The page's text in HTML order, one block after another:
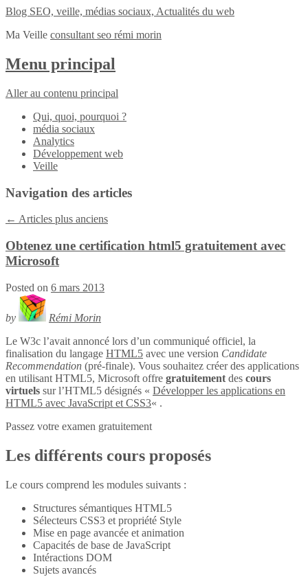
Blog SEO, veille, médias sociaux, Actualités du web
Ma Veille consultant seo rémi morin
Menu principal
Aller au contenu principal
Qui, quoi, pourquoi ?
média sociaux
Analytics
Développement web
Veille
Navigation des articles
← Articles plus anciens
Obtenez une certification html5 gratuitement avec
Microsoft
Posted on 6 mars 2013
by
Rémi Morin
Le W3c l’avait annoncé lors d’un communiqué officiel, la
finalisation du langage HTML5 avec une version Candidate
Recommendation (pré-finale). Vous souhaitez créer des applications
en utilisant HTML5, Microsoft offre gratuitement des cours
virtuels sur l’HTML5 désignés « Développer les applications en
HTML5 avec JavaScript et CSS3« .
Passez votre examen gratuitement
Les différents cours proposés
Le cours comprend les modules suivants :
Structures sémantiques HTML5
Sélecteurs CSS3 et propriété Style
Mise en page avancée et animation
Capacités de base de JavaScript
Intéractions DOM
Sujets avancés